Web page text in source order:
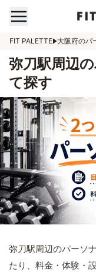
FIT PALETTE 大阪府のパ
弥刀駅周辺
て探す
弥刀駅周辺のパーソ
たり、料金・体験・